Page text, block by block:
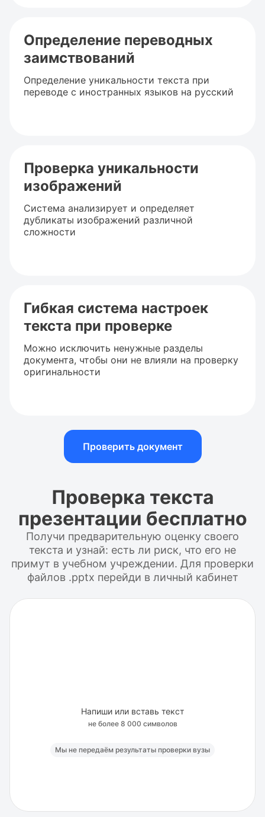
Определение переводных
заимствований
Определение уникальности текста при
переводе с иностранных языков на русский
Гибкая система настроек
текста при проверке
Можно исключить ненужные разделы
документа, чтобы они не влияли на проверку
оригинальности
Проверка уникальности
изображений
Система анализирует и определяет
дубликаты изображений различной
сложности
Проверить документ
Проверка текста
презентации бесплатно
Получи предварительную оценку своего
текста и узнай: есть ли риск, что его не
примут в учебном учреждении. Для проверки
файлов .pptx перейди в личный кабинет
Напиши или вставь текст
не более 8 000 символов
Мы не передаём результаты проверки вузы